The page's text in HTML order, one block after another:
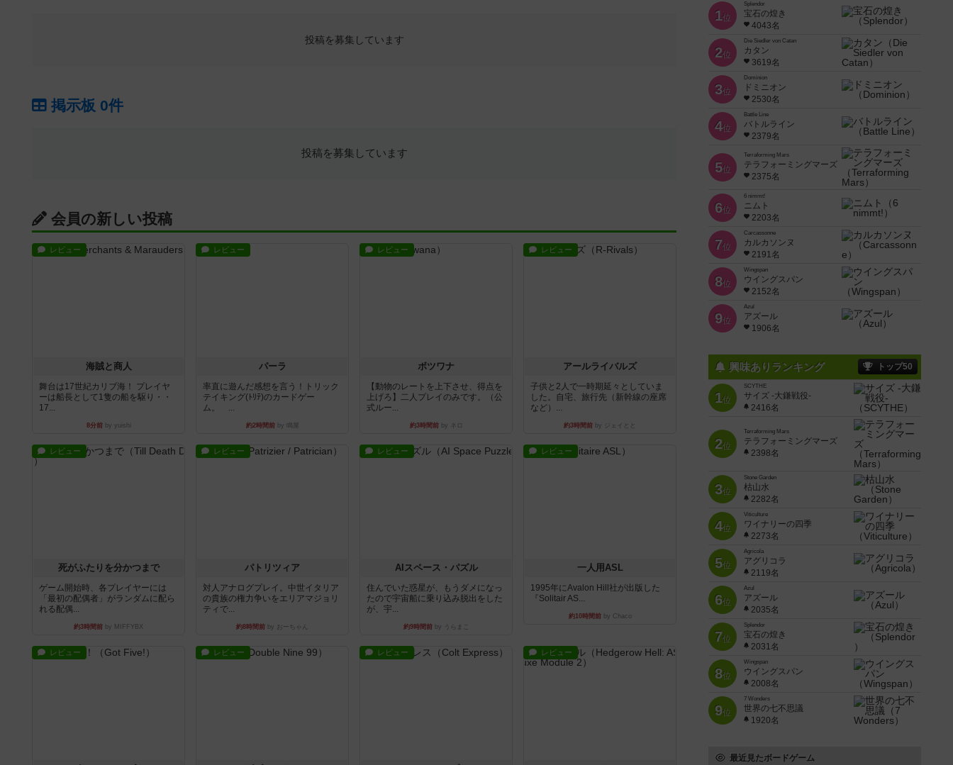
投稿を募集しています
掲示板 0件
投稿を募集しています
会員の新しい投稿
レビュー
海賊と商人
舞台は17世紀カリブ海！ プレイヤ
ーは船長として1隻の船を駆り・・
17...
8分前by yuishi
レビュー
パーラ
率直に遊んだ感想を言う！トリック
テイキング(ﾄﾘﾃ)のカードゲー
ム。 ...
約2時間前by 鳴屋
レビュー
ボツワナ
【動物のレートを上下させ、得点を
上げろ】二人プレイのみです。（公
式ルー...
約3時間前by ネロ
レビュー
アールライバルズ
子供と2人で一時期延々としていま
した。自宅、旅行先（新幹線の座席
など）...
約3時間前 by ジェイとと
レビュー
死がふたりを分かつまで
ゲーム開始時、各プレイヤーには
「最初の配偶者」がランダムに配ら
れる配偶...
約3時間前 by MIFFYBX
レビュー
パトリツィア
対人アナログプレイ。中世イタリア
の貴族の権力争いをエリアマジョリ
ティで...
約8時間前 by おーちゃん
レビュー
AIスペース・パズル
住んでいた惑星が、もうダメになっ
たので宇宙船に乗り込み脱出をした
が、宇...
約9時間前by うらまこ
レビュー
一人用ASL
1995年にAvalon Hill社が出版した
『Solitair AS...
約10時間前by Chaco
レビュー レビュー レビュー レビュー
1位
Splendor
宝石の煌き
4043名
2位
Die Siedler von Catan
カタン
3619名
3位
Dominion
ドミニオン
2530名
4位
Battle Line
バトルライン
2379名
5位
Terraforming Mars
テラフォーミングマーズ
2375名
6位
6 nimmt!
ニムト
2203名
7位
Carcassonne
カルカソンヌ
2191名
8位
Wingspan
ウイングスパン
2152名
9位
Azul
アズール
1906名
興味ありランキング トップ50
1位
SCYTHE
サイズ -大鎌戦役-
2416名
2位
Terraforming Mars
テラフォーミングマーズ
2398名
3位
Stone Garden
枯山水
2282名
4位
Viticulture
ワイナリーの四季
2273名
5位
Agricola
アグリコラ
2119名
6位
Azul
アズール
2035名
7位
Splendor
宝石の煌き
2031名
8位
Wingspan
ウイングスパン
2008名
9位
7 Wonders
世界の七不思議
1920名
最近見たボードゲーム